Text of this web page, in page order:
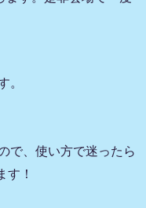
。
で、使い方で迷ったら
！